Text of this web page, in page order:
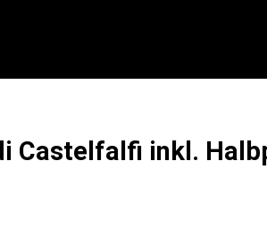
Castelfalfi inkl.